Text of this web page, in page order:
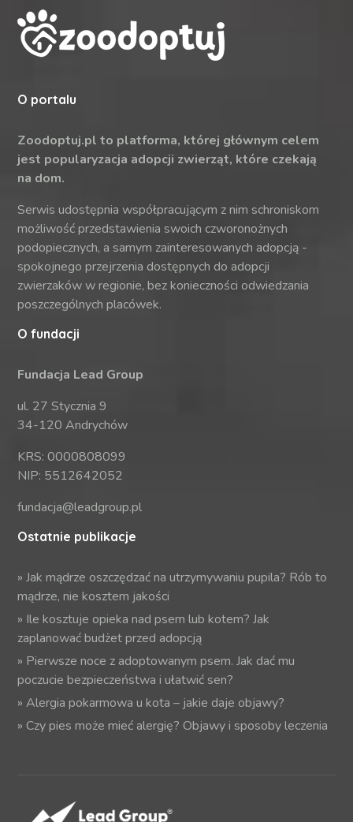
O portalu
Zoodoptuj.pl to platforma, której głównym celem
jest popularyzacja adopcji zwierząt, które czekają
na dom.
Serwis udostępnia współpracującym z nim schroniskom
możliwość przedstawienia swoich czworonożnych
podopiecznych, a samym zainteresowanych adopcją -
spokojnego przejrzenia dostępnych do adopcji
zwierzaków w regionie, bez konieczności odwiedzania
poszczególnych placówek.
O fundacji
Fundacja Lead Group
ul. 27 Stycznia 9
34-120 Andrychów
KRS: 0000808099
NIP: 5512642052
fundacja@leadgroup.pl
Ostatnie publikacje
»Jak mądrze oszczędzać na utrzymywaniu pupila? Rób to
mądrze, nie kosztem jakości
» Ile kosztuje opieka nad psem lub kotem? Jak
zaplanować budżet przed adopcją
» Pierwsze noce z adoptowanym psem. Jak dać mu
poczucie bezpieczeństwa i ułatwić sen?
»Alergia pokarmowa u kota – jakie daje objawy?
»Czy pies może mieć alergię? Objawy i sposoby leczenia